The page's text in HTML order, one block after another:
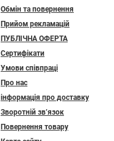
Обмін та повернення
Прийом рекламацій
ПУБЛІЧНА ОФЕРТА
Сертифікати
Умови співпраці
Про нас
інформація про доставку
Зворотній зв’язок
Повернення товару